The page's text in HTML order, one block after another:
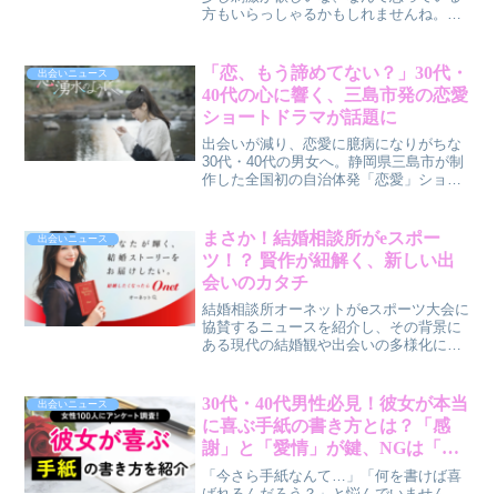
方もいらっしゃるかもしれませんね。そ
やら後ろの男が俺のこと好きらしい』を
ご紹介します。この作品、きっとあなた
の心を温かくしてくれるはずですよ。
出会いニュース
「恋、もう諦めてない？」30代・
40代の心に響く、三島市発の恋愛
ショートドラマが話題に
出会いが減り、恋愛に臆病になりがちな
30代・40代の男女へ。静岡県三島市が制
作した全国初の自治体発「恋愛」ショー
ん。インフルエンサー俳優が織りなすリ
アルな恋模様と、三島市の美しい情景
が、大人になった私たちの恋愛観にそっ
と寄り添います。
出会いニュース
まさか！結婚相談所がeスポー
ツ！？ 賢作が紐解く、新しい出
会いのカタチ
結婚相談所オーネットがeスポーツ大会に
協賛するニュースを紹介し、その背景に
ある現代の結婚観や出会いの多様化につ
出会いニュース
30代・40代男性必見！彼女が本当
に喜ぶ手紙の書き方とは？「感
謝」と「愛情」が鍵、NGは「自
己陶酔ポエム」
「今さら手紙なんて…」「何を書けば喜